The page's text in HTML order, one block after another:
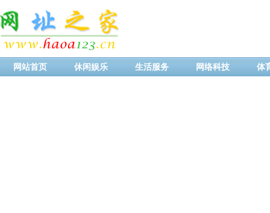
网站首页 休闲娱乐 生活服务 网络科技 体